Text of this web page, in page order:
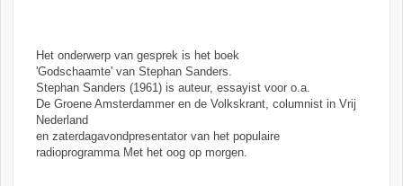
Het onderwerp van gesprek is het boek
'Godschaamte' van Stephan Sanders.
Stephan Sanders (1961) is auteur, essayist voor o.a.
De Groene Amsterdammer en de Volkskrant, columnist in Vrij
Nederland
en zaterdagavondpresentator van het populaire
radioprogramma Met het oog op morgen.